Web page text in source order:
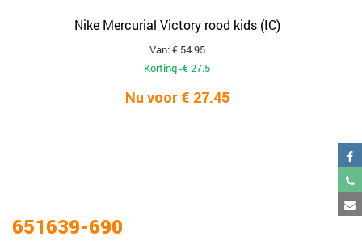
Nike Mercurial Victory rood kids (IC)
Van: € 54.95
Korting -€ 27.5
Nu voor € 27.45
651639-690